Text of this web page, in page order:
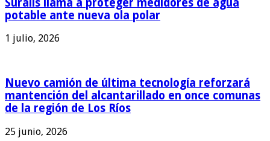
potable ante nueva ola polar
1 julio, 2026
Nuevo camión de última tecnología reforzará
mantención del alcantarillado en once comunas
de la región de Los Ríos
25 junio, 2026